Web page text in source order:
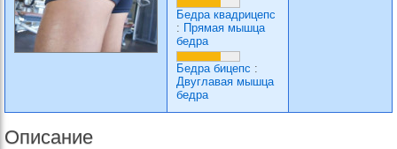
Бедра квадрицепс
: Прямая мышца
бедра
Бедра бицепс :
Двуглавая мышца
бедра
Описание